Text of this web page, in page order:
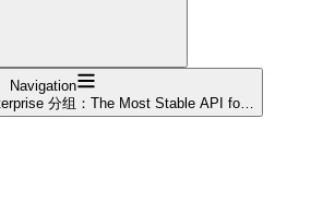
Navigation
分组：The Most Stable API fo…